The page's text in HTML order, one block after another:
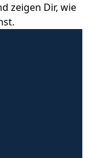
zeigen Dir, wie